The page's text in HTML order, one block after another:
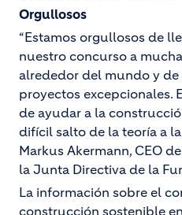
Orgullosos
“Estamos orgullosos de
nuestro concurso a
alrededor del mundo y
proyectos excepcionales.
de ayudar a la
difícil salto de la teoría a
Markus Akermann, CEO
la Junta Directiva de la
La información sobre el
construcción sostenible